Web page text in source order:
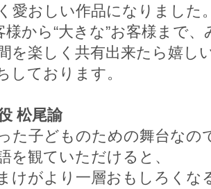
愛おしい作品になりました
様から“大きな”お客様まで
を楽しく共有出来たら嬉し
しております。
松尾諭
た子どものための舞台なの
を観ていただけると、
けがより一層おもしろくな